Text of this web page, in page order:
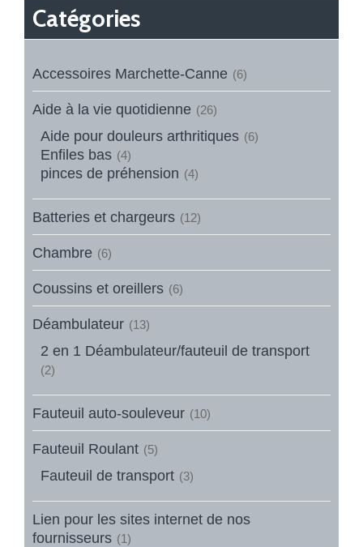
Catégories
Accessoires Marchette-Canne (6)
Aide à la vie quotidienne (26)
Aide pour douleurs arthritiques (6)
Enfiles bas (4)
pinces de préhension (4)
Batteries et chargeurs (12)
Chambre (6)
Coussins et oreillers (6)
Déambulateur (13)
2 en 1 Déambulateur/fauteuil de transport
(2)
Fauteuil auto-souleveur (10)
Fauteuil Roulant (5)
Fauteuil de transport (3)
Lien pour les sites internet de nos
fournisseurs (1)